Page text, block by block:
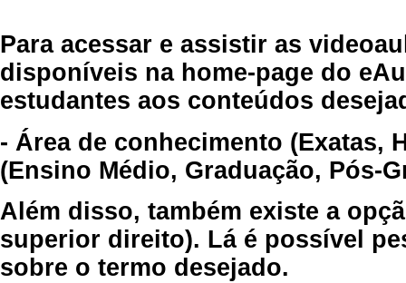
Para acessar e assistir as
disponíveis na home-page do
estudantes aos conteúdos
- Área de conhecimento (Exatas,
(Ensino Médio, Graduação, Pós-
Além disso, também existe a
superior direito). Lá é possível
sobre o termo desejado.